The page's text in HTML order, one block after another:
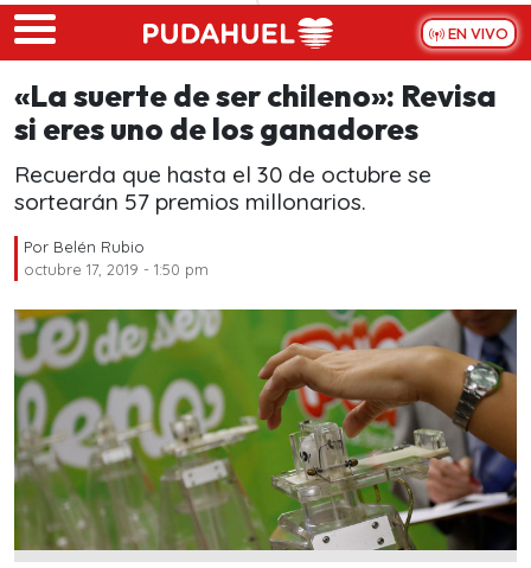
Skip to main content
EN VIVO
«La suerte de ser chileno»: Revisa
si eres uno de los ganadores
Recuerda que hasta el 30 de octubre se
sortearán 57 premios millonarios.
Por Belén Rubio
octubre 17, 2019 - 1:50 pm